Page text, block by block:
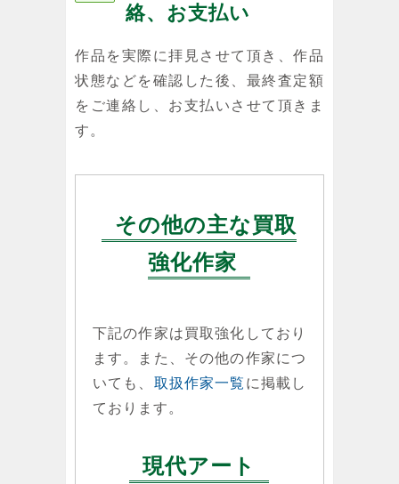
絡、お支払い
作品を実際に拝見させて頂き、作品
状態などを確認した後、最終査定額
をご連絡し、お支払いさせて頂きま
す。
その他の主な買取
強化作家
下記の作家は買取強化しており
ます。また、その他の作家につ
いても、 取扱作家一覧 に掲載し
ております。
現代アート